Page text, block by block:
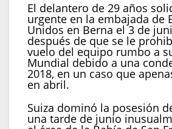
El delantero de 29 años
urgente en la embajada de
Unidos en Berna el 3 de
después de que se le
vuelo del equipo rumbo a
Mundial debido a una
2018, en un caso que
en abril.
Suiza dominó la posesión
una tarde de junio